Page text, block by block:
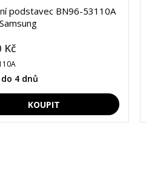
podstavec BN96-53110A
Kč
4 dnů